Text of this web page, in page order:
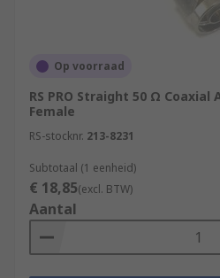
Op voorraad
RS PRO Straight 50 Ω Coaxial
Female
RS-stocknr. 213-8231
Subtotaal (1 eenheid)
€ 18,85(excl. BTW)
Aantal